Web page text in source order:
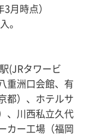
月時点）
。
(JRタワービ
重洲口会館、有
都）、ホテルサ
、川西私立久代
カー工場（福岡